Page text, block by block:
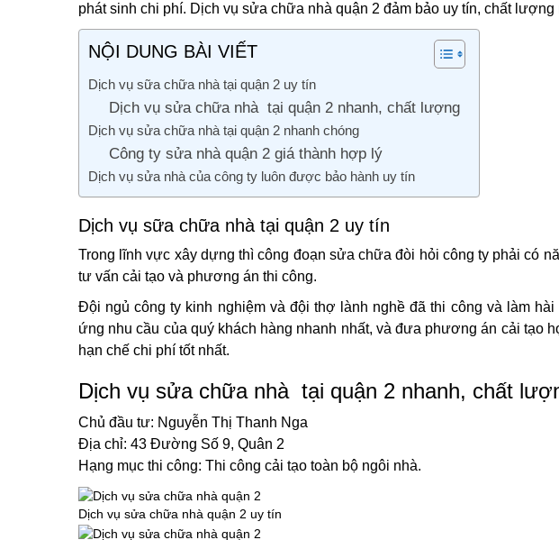
phát sinh chi phí. Dịch vụ sửa chữa nhà quận 2 đảm bảo uy tín, chất lượng
NỘI DUNG BÀI VIẾT
Dịch vụ sữa chữa nhà tại quận 2 uy tín
Dịch vụ sửa chữa nhà tại quận 2 nhanh, chất lượng
Dịch vụ sửa chữa nhà tại quận 2 nhanh chóng
Công ty sửa nhà quận 2 giá thành hợp lý
Dịch vụ sửa nhà của công ty luôn được bảo hành uy tín
Dịch vụ sữa chữa nhà tại quận 2 uy tín
Trong lĩnh vực xây dựng thì công đoạn sửa chữa đòi hỏi công ty phải có
tư vấn cải tạo và phương án thi công.
Đội ngủ công ty kinh nghiệm và đội thợ lành nghề đã thi công và làm
ứng nhu cầu của quý khách hàng nhanh nhất, và đưa phương án cải tạo
hạn chế chi phí tốt nhất.
Dịch vụ sửa chữa nhà tại quận 2 nhanh, chất
Chủ đầu tư: Nguyễn Thị Thanh Nga
Địa chỉ: 43 Đường Số 9, Quân 2
Hạng mục thi công: Thi công cải tạo toàn bộ ngôi nhà.
Dịch vụ sửa chữa nhà quận 2 uy tín